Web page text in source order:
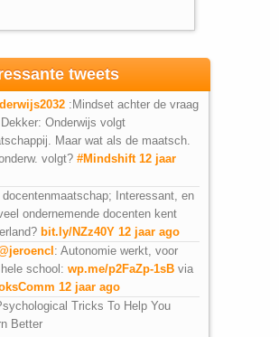
tweets
:Mindset achter de vraag
Onderwijs volgt
Maar wat als de maatsch.
volgt? #Mindshift 12 jaar
docentenmaatschap; Interessant, en
ondernemende docenten kent
bit.ly/NZz40Y 12 jaar ago
: Autonomie werkt, voor
school: wp.me/p2FaZp-1sB via
12 jaar ago
Tricks To Help You
Better